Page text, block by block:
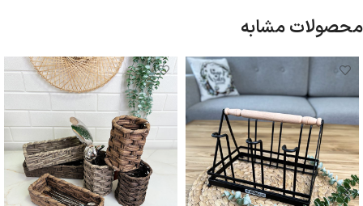
محصولات مشابه